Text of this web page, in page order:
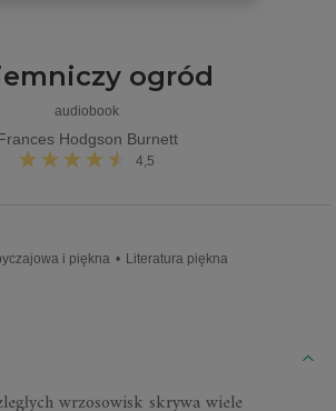
ogród
audiobook
Hodgson Burnett
4,5
i piękna • Literatura piękna
wrzosowisk skrywa wiele